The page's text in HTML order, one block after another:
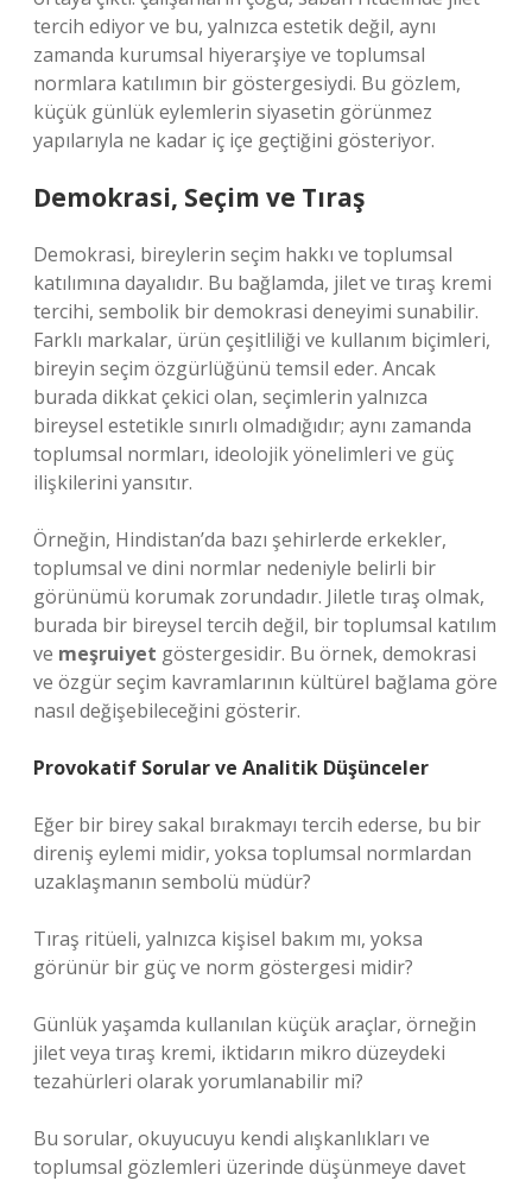
tercih ediyor ve bu, yalnızca estetik değil, aynı
zamanda kurumsal hiyerarşiye ve toplumsal
normlara katılımın bir göstergesiydi. Bu gözlem,
küçük günlük eylemlerin siyasetin görünmez
yapılarıyla ne kadar iç içe geçtiğini gösteriyor.
Demokrasi, Seçim ve Tıraş
Demokrasi, bireylerin seçim hakkı ve toplumsal
katılımına dayalıdır. Bu bağlamda, jilet ve tıraş kremi
tercihi, sembolik bir demokrasi deneyimi sunabilir.
Farklı markalar, ürün çeşitliliği ve kullanım biçimleri,
bireyin seçim özgürlüğünü temsil eder. Ancak
burada dikkat çekici olan, seçimlerin yalnızca
bireysel estetikle sınırlı olmadığıdır; aynı zamanda
toplumsal normları, ideolojik yönelimleri ve güç
ilişkilerini yansıtır.
Örneğin, Hindistan’da bazı şehirlerde erkekler,
toplumsal ve dini normlar nedeniyle belirli bir
görünümü korumak zorundadır. Jiletle tıraş olmak,
burada bir bireysel tercih değil, bir toplumsal katılım
ve meşruiyet göstergesidir. Bu örnek, demokrasi
ve özgür seçim kavramlarının kültürel bağlama göre
nasıl değişebileceğini gösterir.
Provokatif Sorular ve Analitik Düşünceler
Eğer bir birey sakal bırakmayı tercih ederse, bu bir
direniş eylemi midir, yoksa toplumsal normlardan
uzaklaşmanın sembolü müdür?
Tıraş ritüeli, yalnızca kişisel bakım mı, yoksa
görünür bir güç ve norm göstergesi midir?
Günlük yaşamda kullanılan küçük araçlar, örneğin
jilet veya tıraş kremi, iktidarın mikro düzeydeki
tezahürleri olarak yorumlanabilir mi?
Bu sorular, okuyucuyu kendi alışkanlıkları ve
toplumsal gözlemleri üzerinde düşünmeye davet